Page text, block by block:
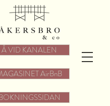
Å VID KANALEN
AirBnB